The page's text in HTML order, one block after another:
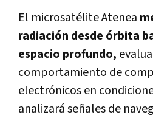
El microsatélite Atenea
radiación desde órbita
espacio profundo,
comportamiento de
electrónicos en
analizará señales de